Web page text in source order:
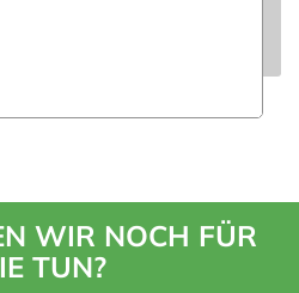
WIR NOCH FÜR
TUN?